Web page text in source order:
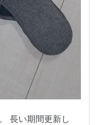
長い期間更新し